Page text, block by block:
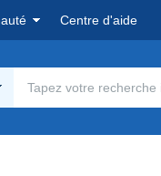
Centre d'aide